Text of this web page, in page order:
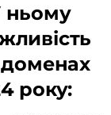
ньому
доменах
року: